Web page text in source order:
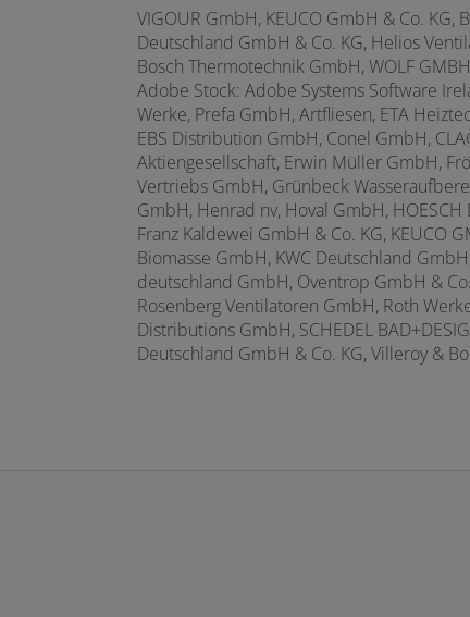
VIGOUR GmbH, KEUCO GmbH & Co.
Deutschland GmbH & Co. KG, Helios
Bosch Thermotechnik GmbH, WOLF
Adobe Stock: Adobe Systems Software
Werke, Prefa GmbH, Artfliesen, ETA
EBS Distribution GmbH, Conel GmbH,
Aktiengesellschaft, Erwin Müller GmbH,
Vertriebs GmbH, Grünbeck
GmbH, Henrad nv, Hoval GmbH,
Franz Kaldewei GmbH & Co. KG, KEUCO
Biomasse GmbH, KWC Deutschland
deutschland GmbH, Oventrop GmbH &
Rosenberg Ventilatoren GmbH, Roth
Distributions GmbH, SCHEDEL
Deutschland GmbH & Co. KG, Villeroy &